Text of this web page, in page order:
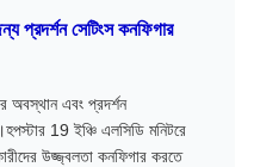
প্রদর্শন সেটিংস কনফিগার
অবস্থান এবং প্রদর্শন
19 ইঞ্চি এলসিডি মনিটরে
উজ্জ্বলতা কনফিগার করতে